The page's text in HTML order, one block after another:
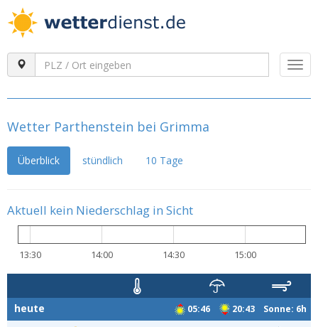
Wetter Parthenstein bei Grimma
Überblick stündlich 10 Tage
Aktuell kein Niederschlag in Sicht
13:30 14:00 14:30 15:00
05:46 20:43 Sonne: 6h
heute